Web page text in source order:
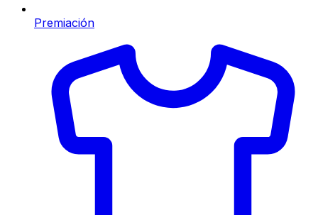
Premiación